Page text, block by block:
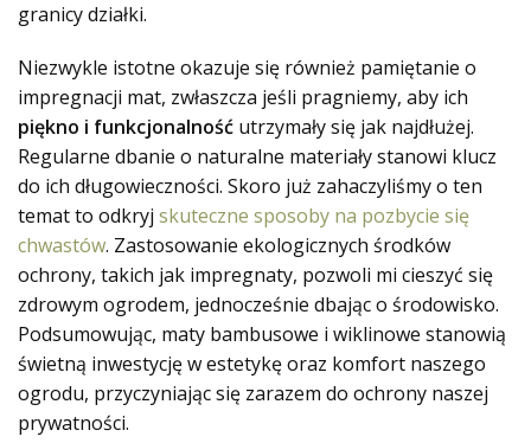
granicy działki.
Niezwykle istotne okazuje się również pamiętanie o
impregnacji mat, zwłaszcza jeśli pragniemy, aby ich
piękno i funkcjonalność utrzymały się jak najdłużej.
Regularne dbanie o naturalne materiały stanowi klucz
do ich długowieczności. Skoro już zahaczyliśmy o ten
temat to odkryj skuteczne sposoby na pozbycie się
chwastów. Zastosowanie ekologicznych środków
ochrony, takich jak impregnaty, pozwoli mi cieszyć się
zdrowym ogrodem, jednocześnie dbając o środowisko.
Podsumowując, maty bambusowe i wiklinowe stanowią
świetną inwestycję w estetykę oraz komfort naszego
ogrodu, przyczyniając się zarazem do ochrony naszej
prywatności.